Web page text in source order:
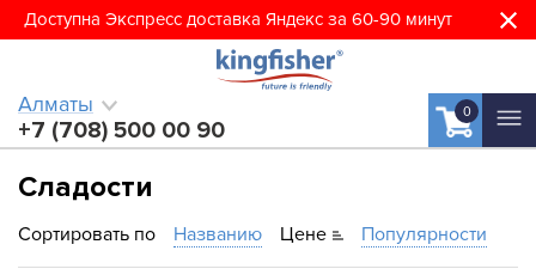
Доступна Экспресс доставка Яндекс за 60-90 минут
0
Алматы
+7 (708) 500 00 90
Сладости
Сортировать по Названию Цене Популярности